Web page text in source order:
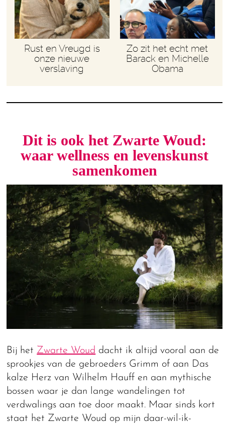
Rust en Vreugd is
onze nieuwe
verslaving
Zo zit het echt met
Barack en Michelle
Obama
Dit is ook het Zwarte Woud:
waar wellness en levenskunst
samenkomen
Bij het Zwarte Woud dacht ik altijd vooral aan de
sprookjes van de gebroeders Grimm of aan Das
kalze Herz van Wilhelm Hauff en aan mythische
bossen waar je dan lange wandelingen tot
verdwalings aan toe door maakt. Maar sinds kort
staat het Zwarte Woud op mijn daar-wil-ik-